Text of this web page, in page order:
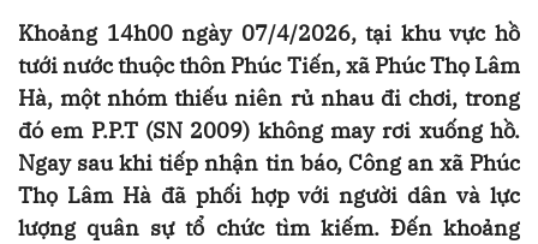
Khoảng 14h00 ngày 07/4/2026, tại khu vực hồ
tưới nước thuộc thôn Phúc Tiến, xã Phúc Thọ Lâm
Hà, một nhóm thiếu niên rủ nhau đi chơi, trong
đó em P.P.T (SN 2009) không may rơi xuống hồ.
Ngay sau khi tiếp nhận tin báo, Công an xã Phúc
Thọ Lâm Hà đã phối hợp với người dân và lực
lượng quân sự tổ chức tìm kiếm. Đến khoảng